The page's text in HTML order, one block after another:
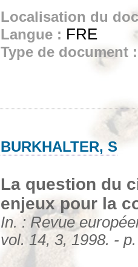
Localisation du
Langue : FRE
Type de document
BURKHALTER, S
La question du
enjeux pour la
In. : Revue
vol. 14, 3, 1998. -